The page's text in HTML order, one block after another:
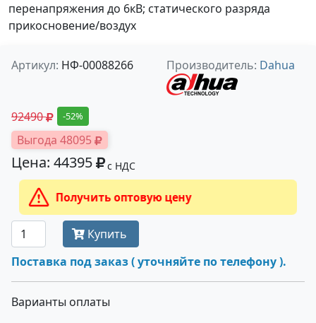
перенапряжения до 6кВ; статического разряда
прикосновение/воздух
Артикул: НФ-00088266 Производитель: Dahua
92490 -52%
Выгода 48095
Цена: 44395 с НДС
Получить оптовую цену
Купить
Поставка под заказ ( уточняйте по телефону ).
Варианты оплаты